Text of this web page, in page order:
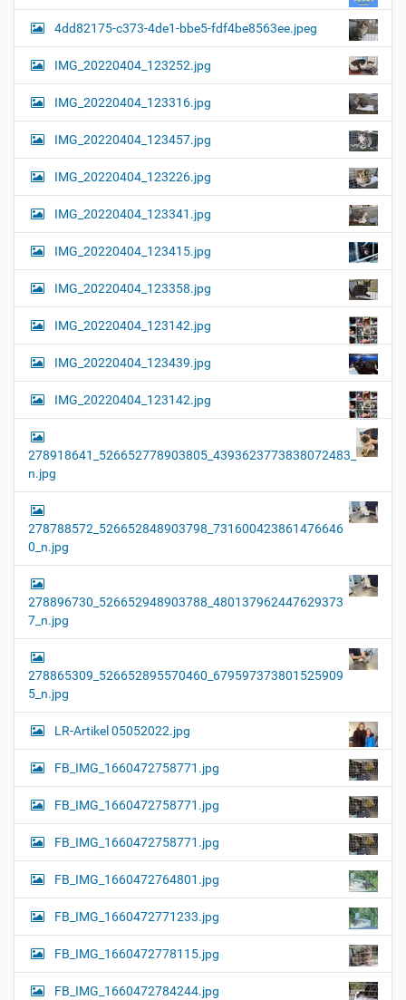
l
e
…
g
a
t
i
o
n
4dd82175-c373-4de1-bbe5-fdf4be8563ee.jpeg
IMG_20220404_123252.jpg
IMG_20220404_123316.jpg
IMG_20220404_123457.jpg
IMG_20220404_123226.jpg
IMG_20220404_123341.jpg
IMG_20220404_123415.jpg
IMG_20220404_123358.jpg
IMG_20220404_123142.jpg
IMG_20220404_123439.jpg
IMG_20220404_123142.jpg
278918641_526652778903805_4393623773838072483_
n.jpg
278788572_526652848903798_731600423861476646
0_n.jpg
278896730_526652948903788_480137962447629373
7_n.jpg
278865309_526652895570460_679597373801525909
5_n.jpg
LR-Artikel 05052022.jpg
FB_IMG_1660472758771.jpg
FB_IMG_1660472758771.jpg
FB_IMG_1660472758771.jpg
FB_IMG_1660472764801.jpg
FB_IMG_1660472771233.jpg
FB_IMG_1660472778115.jpg
FB_IMG_1660472784244.jpg